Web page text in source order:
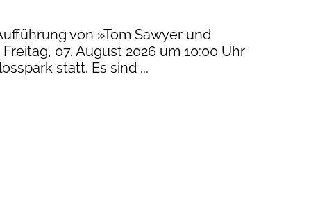
von »Tom Sawyer und
07. August 2026 um 10:00 Uhr
statt. Es sind